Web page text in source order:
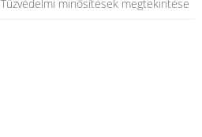
Tűzvédelmi minősítések megtekintése